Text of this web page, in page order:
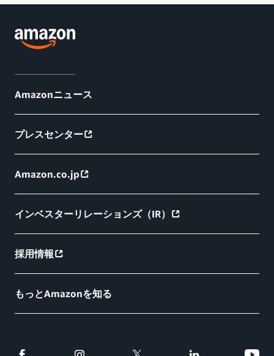
Amazonニュース
プレスセンター
Amazon.co.jp
インベスターリレーションズ（IR）
採用情報
もっとAmazonを知る